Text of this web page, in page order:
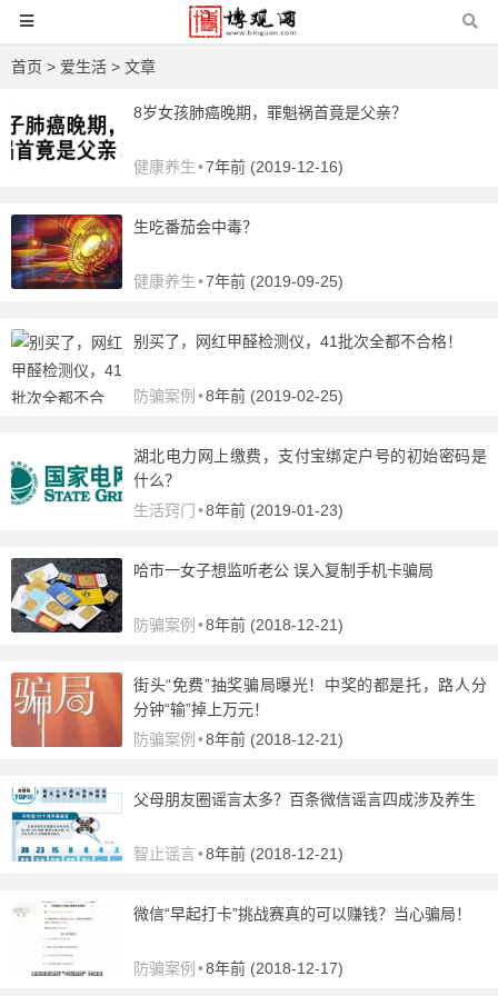
首页 > 爱生活 > 文章
8岁女孩肺癌晚期，罪魁祸首竟是父亲？
健康养生•7年前 (2019-12-16)
生吃番茄会中毒？
健康养生•7年前 (2019-09-25)
别买了，网红甲醛检测仪，41批次全都不合格！
防骗案例 •8年前 (2019-02-25)
湖北电力网上缴费，支付宝绑定户号的初始密码是
什么？
生活窍门 •8年前 (2019-01-23)
哈市一女子想监听老公 误入复制手机卡骗局
防骗案例 •8年前 (2018-12-21)
街头“免费”抽奖骗局曝光！中奖的都是托，路人分
分钟“输”掉上万元！
防骗案例 •8年前 (2018-12-21)
父母朋友圈谣言太多？百条微信谣言四成涉及养生
智止谣言•8年前 (2018-12-21)
微信“早起打卡”挑战赛真的可以赚钱？当心骗局！
防骗案例 •8年前 (2018-12-17)